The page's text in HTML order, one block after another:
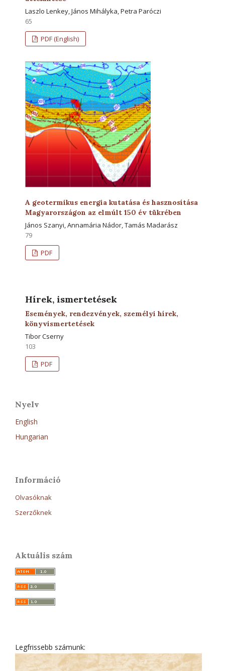
Laszlo Lenkey, János Mihályka, Petra Paróczi
65
PDF (English)
A geotermikus energia kutatása és hasznosítása
Magyarországon az elmúlt 150 év tükrében
János Szanyi, Annamária Nádor, Tamás Madarász
79
PDF
Hírek, ismertetések
Események, rendezvények, személyi hírek,
könyvismertetések
Tibor Cserny
103
PDF
Nyelv
English
Hungarian
Információ
Olvasóknak
Szerzőknek
Aktuális szám
Legfrissebb számunk: